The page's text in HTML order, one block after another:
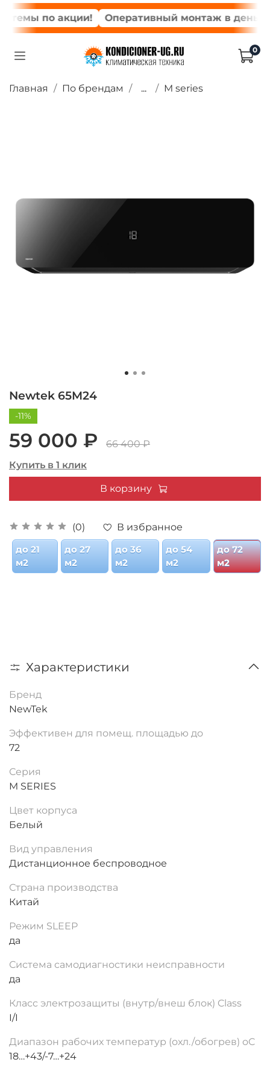
по акции! Оперативный монтаж в день
0
Главная По брендам ... M series
Newtek 65M24
(0)
В избранное
до 21
м2
до 27
м2
до 36
м2
до 54
м2
до 72
м2
-11%
59 000 ₽
66 400 ₽
Купить в 1 клик
В корзину
Характеристики
Бренд
NewTek
Эффективен для помещ. площадью до
72
Серия
M SERIES
Цвет корпуса
Белый
Вид управления
Дистанционное беспроводное
Страна производства
Китай
Режим SLEEP
да
Система самодиагностики неисправности
да
Класс электрозащиты (внутр/внеш блок) Class
I/I
Диапазон рабочих температур (охл./обогрев) oC
18…+43/-7…+24